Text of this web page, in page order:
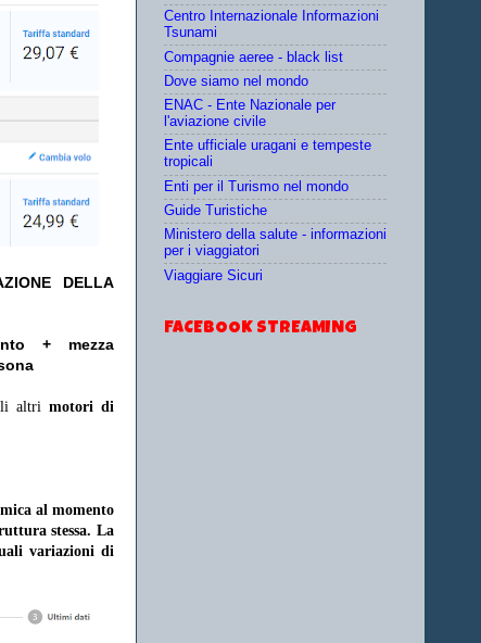
DELLA
+ mezza
altrimotori di
al momento
stessa. La
variazioni di
Centro Internazionale Informazioni
Tsunami
Compagnie aeree - black list
Dove siamo nel mondo
ENAC - Ente Nazionale per
l'aviazione civile
Ente ufficiale uragani e tempeste
tropicali
Enti per il Turismo nel mondo
Guide Turistiche
Ministero della salute - informazioni
per i viaggiatori
Viaggiare Sicuri
FACEBOOK STREAMING